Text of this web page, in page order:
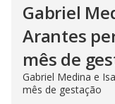
Gabriel
Arantes
mês de
Gabriel Medina e
mês de gestação